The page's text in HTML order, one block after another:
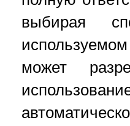
выбирая
может